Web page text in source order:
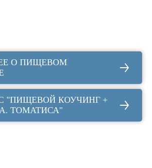
О ПИЩЕВОМ
"ПИЩЕВОЙ КОУЧИНГ +
ТОМАТИСА"